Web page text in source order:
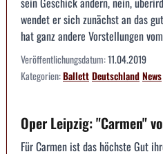
wendet er sich zunächst an das
hat ganz andere Vorstellungen
Veröffentlichungsdatum:11.04.2019
Kategorien:BallettDeutschlandNews
Oper Leipzig: "Carmen"
Für Carmen ist das höchste Gut